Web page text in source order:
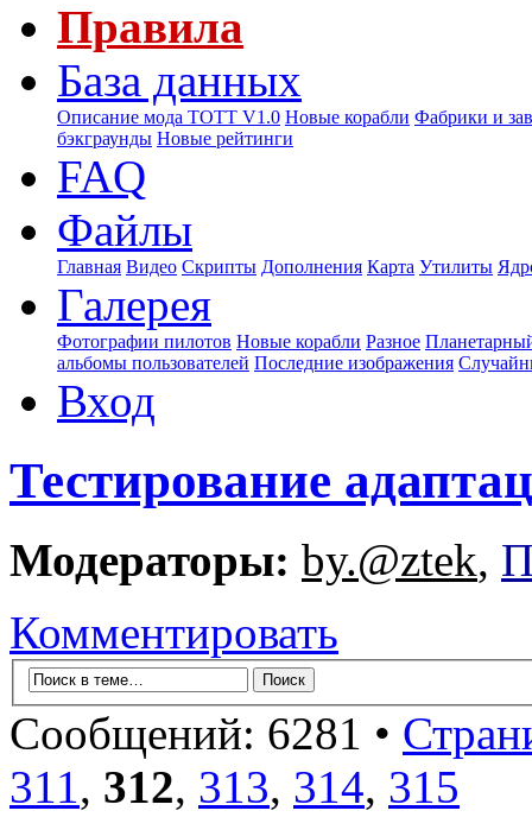
Правила
База данных
Описание мода ТОТТ V1.0 Новые корабли Фабрики и
бэкграунды Новые рейтинги
FAQ
Файлы
Главная Видео Скрипты Дополнения Карта Утилиты
Галерея
Фотографии пилотов Новые корабли Разное
альбомы пользователей Последние изображения
Вход
Тестирование
Модераторы: by.@ztek,
Комментировать
Сообщений: 6281 •
311, 312, 313, 314, 315